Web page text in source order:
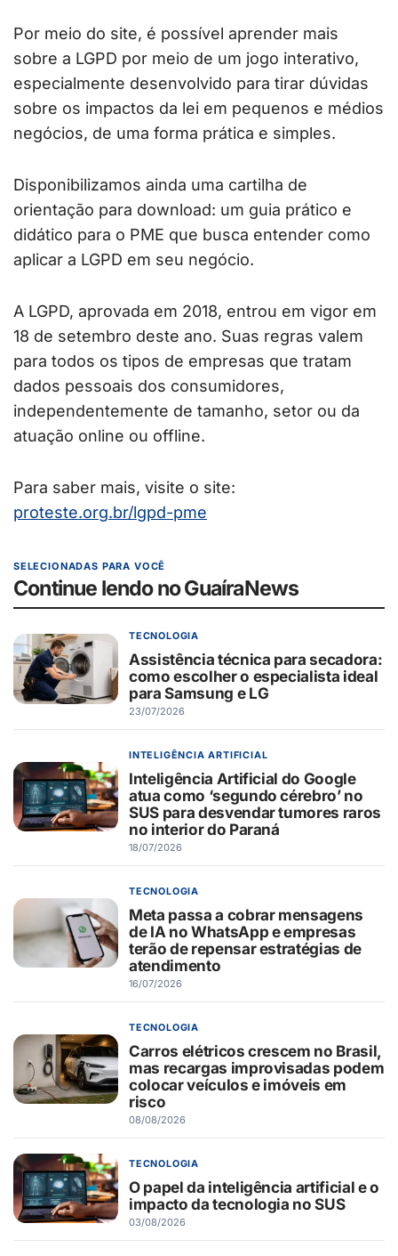
Por meio do site, é possível aprender mais
sobre a LGPD por meio de um jogo interativo,
especialmente desenvolvido para tirar dúvidas
sobre os impactos da lei em pequenos e médios
negócios, de uma forma prática e simples.
Disponibilizamos ainda uma cartilha de
orientação para download: um guia prático e
didático para o PME que busca entender como
aplicar a LGPD em seu negócio.
A LGPD, aprovada em 2018, entrou em vigor em
18 de setembro deste ano. Suas regras valem
para todos os tipos de empresas que tratam
dados pessoais dos consumidores,
independentemente de tamanho, setor ou da
atuação online ou offline.
Para saber mais, visite o site:
proteste.org.br/lgpd-pme
SELECIONADAS PARA VOCÊ
Continue lendo no GuaíraNews
TECNOLOGIA
Assistência técnica para secadora:
como escolher o especialista ideal
para Samsung e LG
23/07/2026
INTELIGÊNCIA ARTIFICIAL
Inteligência Artificial do Google
atua como ‘segundo cérebro’ no
SUS para desvendar tumores raros
no interior do Paraná
18/07/2026
TECNOLOGIA
Meta passa a cobrar mensagens
de IA no WhatsApp e empresas
terão de repensar estratégias de
atendimento
16/07/2026
TECNOLOGIA
Carros elétricos crescem no Brasil,
mas recargas improvisadas podem
colocar veículos e imóveis em
risco
08/08/2026
TECNOLOGIA
O papel da inteligência artificial e o
impacto da tecnologia no SUS
03/08/2026